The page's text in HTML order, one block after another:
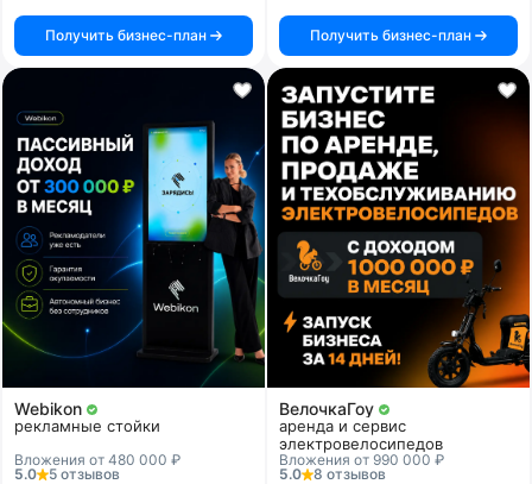
Получить бизнес-план Получить бизнес-план
Webikon
рекламные стойки
Вложения от 480 000 ₽
5.0
5 отзывов
ВелочкаГоу
аренда и сервис
электровелосипедов
Вложения от 990 000 ₽
5.0
8 отзывов